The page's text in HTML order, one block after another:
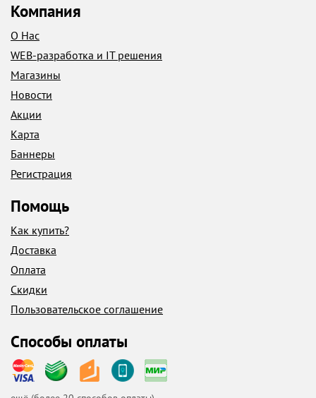
Компания
О Нас
WEB-разработка и IT решения
Магазины
Новости
Акции
Карта
Баннеры
Регистрация
Помощь
Как купить?
Доставка
Оплата
Скидки
Пользовательское соглашение
Способы оплаты